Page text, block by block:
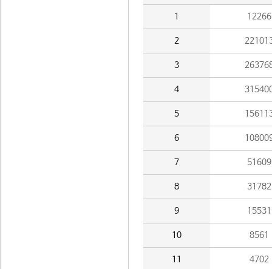
1 12266
2
3
4
5
6
7 51609
8 31782
9 15531
10 8561
11 4702